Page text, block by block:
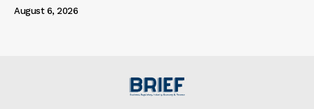
August 6, 2026